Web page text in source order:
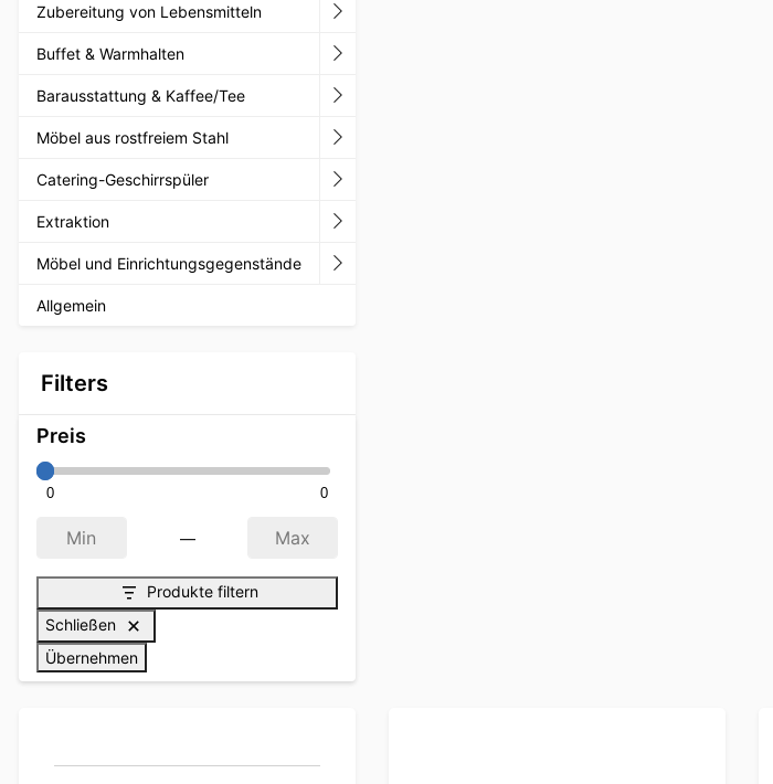
Zubereitung von Lebensmitteln
Buffet & Warmhalten
Barausstattung & Kaffee/Tee
Möbel aus rostfreiem Stahl
Catering-Geschirrspüler
Extraktion
Möbel und Einrichtungsgegenstände
Allgemein
Filters
Preis
—
0 0
Produkte filtern
Schließen
Übernehmen